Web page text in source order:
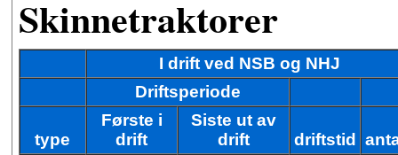
Skinnetraktorer
I drift ved NSB og NHJ
Driftsperiode
type
Første i
drift
Siste ut av
drift
driftstid